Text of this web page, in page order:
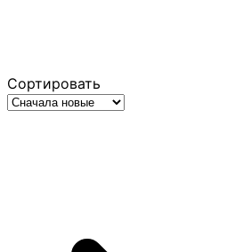
Сортировать